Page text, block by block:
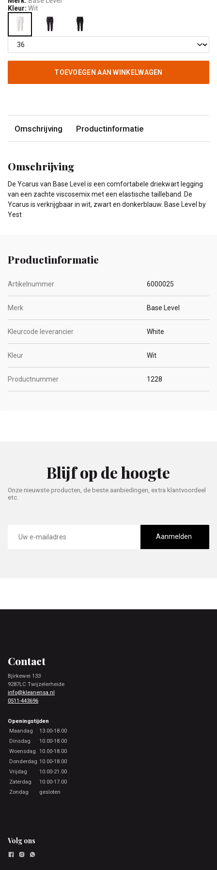
Kleur: Wit
TOEVOEGEN AAN WINKELWAGEN
Omschrijving Productinformatie
Omschrijving
De Ycarus van Base Level is een comfortabele driekwart legging
van een zachte viscosemix met een elastische tailleband. De
Ycarus is verkrijgbaar in wit, zwart en donkerblauw. Base Level by
Yest
Productinformatie
Artikelnummer 6000025
Merk Base Level
Kleurcode leverancier White
Kleur Wit
Productnummer 1228
Blijf op de hoogte
Onze nieuwste producten, de beste aanbiedingen, extra klantvoordeel
etc.
mailadres
Aanmelden
Contact
Bjirkewei 133
9287LC Twijzelerheide
info@kleanensa.nl
0511-443696
Openingstijden
Maandag
13.00-18.00
Dinsdag
10.00-18.00
Woensdag 10.00-18.00
Donderdag 10.00-18.00
Vrijdag
10.00-21.00
Zaterdag
10.00-17.00
Zondag
gesloten
Volg ons